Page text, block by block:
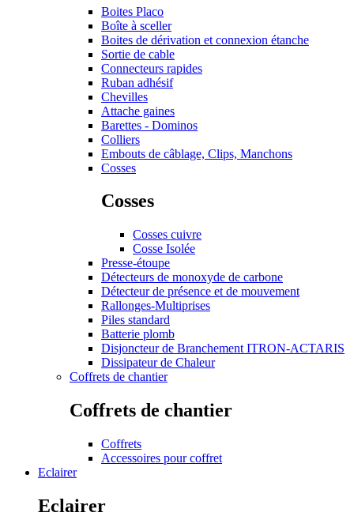
Boites Placo
Boîte à sceller
Boites de dérivation et connexion étanche
Sortie de cable
Connecteurs rapides
Ruban adhésif
Chevilles
Attache gaines
Barettes - Dominos
Colliers
Embouts de câblage, Clips, Manchons
Cosses
Cosses
Cosses cuivre
Cosse Isolée
Presse-étoupe
Détecteurs de monoxyde de carbone
Détecteur de présence et de mouvement
Rallonges-Multiprises
Piles standard
Batterie plomb
Disjoncteur de Branchement ITRON-ACTARIS
Dissipateur de Chaleur
Coffrets de chantier
Coffrets de chantier
Coffrets
Accessoires pour coffret
Eclairer
Eclairer